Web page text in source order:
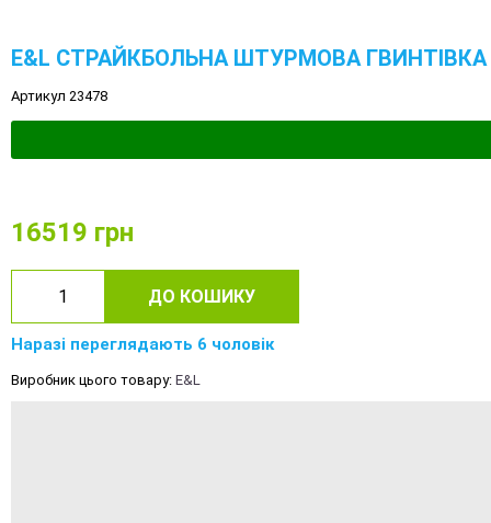
E&L СТРАЙКБОЛЬНА ШТУРМОВА ГВИНТІВКА
Артикул 23478
16519 грн
ДО КОШИКУ
Наразі переглядають 6 чоловік
Виробник цього товару: E&L